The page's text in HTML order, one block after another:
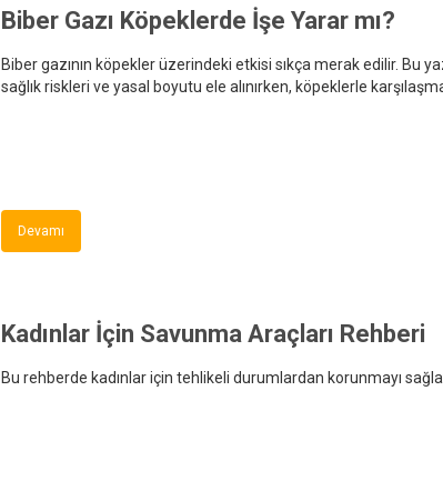
Biber Gazı Köpeklerde İşe Yarar mı?
Biber gazının köpekler üzerindeki etkisi sıkça merak edilir. Bu
sağlık riskleri ve yasal boyutu ele alınırken, köpeklerle
Devamı
Kadınlar İçin Savunma Araçları Rehberi
Bu rehberde kadınlar için tehlikeli durumlardan korunmayı